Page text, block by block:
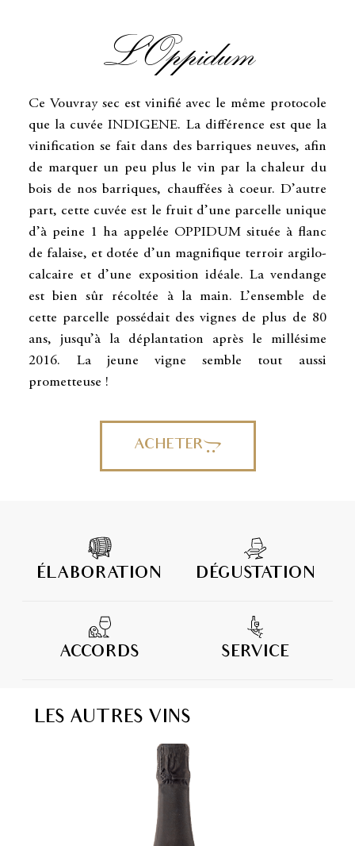
L'Oppidum
Ce Vouvray sec est vinifié avec le même protocole
que la cuvée INDIGENE. La différence est que la
vinification se fait dans des barriques neuves, afin
de marquer un peu plus le vin par la chaleur du
bois de nos barriques, chauffées à coeur. D’autre
part, cette cuvée est le fruit d’une parcelle unique
d’à peine 1 ha appelée OPPIDUM située à flanc
de falaise, et dotée d’un magnifique terroir argilo-
calcaire et d’une exposition idéale. La vendange
est bien sûr récoltée à la main. L’ensemble de
cette parcelle possédait des vignes de plus de 80
ans, jusqu’à la déplantation après le millésime
2016. La jeune vigne semble tout aussi
prometteuse !
ACHETER
ÉLABORATION DÉGUSTATION
ACCORDS SERVICE
LES AUTRES VINS